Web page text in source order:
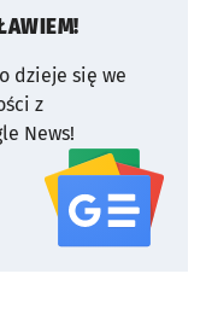
dzieje się we
z
News!
serwisu